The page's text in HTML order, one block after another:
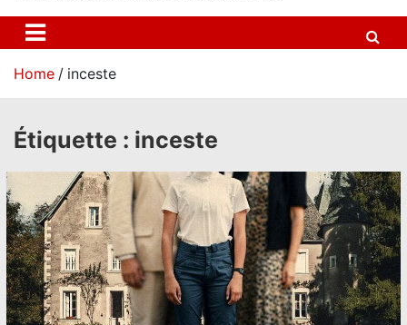
n
t
Home inceste
Étiquette : inceste